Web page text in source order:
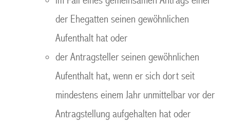
der Ehegatten seinen gewöhnlichen
Aufenthalt hat oder
der Antragsteller seinen gewöhnlichen
Aufenthalt hat, wenn er sich dort seit
mindestens einem Jahr unmittelbar vor der
Antragstellung aufgehalten hat oder